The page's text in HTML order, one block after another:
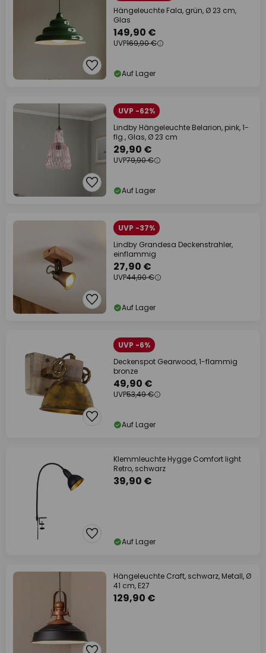
Hängeleuchte Fala, grün, Ø 23 cm,
Glas
149,90 €
UVP169,90 €
Auf Lager
UVP -62%
Lindby Hängeleuchte Belarion, pink, 1-
flg., Glas, Ø 23 cm
29,90 €
UVP79,90 €
Auf Lager
UVP -37%
Lindby Grandesa Deckenstrahler,
einflammig
27,90 €
UVP44,90 €
Auf Lager
UVP -6%
Deckenspot Gearwood, 1-flammig
bronze
49,90 €
UVP53,49 €
Auf Lager
Klemmleuchte Hygge Comfort light
Retro, schwarz
39,90 €
Auf Lager
Hängeleuchte Craft, schwarz, Metall, Ø
41 cm, E27
129,90 €